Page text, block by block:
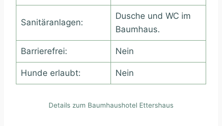
Sanitäranlagen:
Dusche und WC im
Baumhaus.
Barrierefrei: Nein
Hunde erlaubt: Nein
Details zum Baumhaushotel Ettershaus